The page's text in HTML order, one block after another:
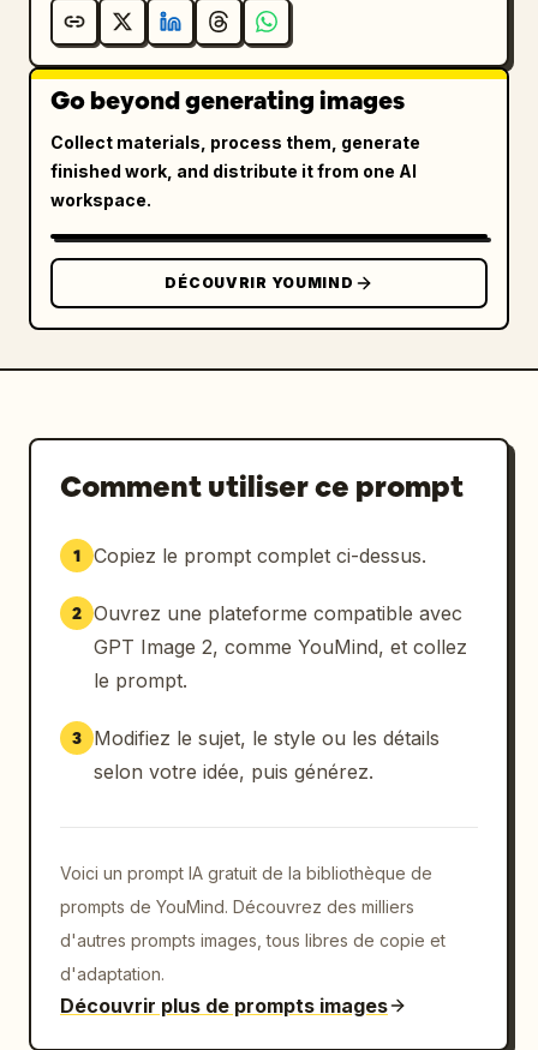
mignonne, brillante et accrocheuse, sans
photoréalisme, sans personnages
supplémentaires, sans filigrane, et gardez
tout le texte japonais net et lisible.
青い看板の 正体
, de l'étiquette d'épisode
avec
#えもーにんぐ No.2114
, de l'éclat de
revendication avec
de date avec 6/3 ローソンの日 , et du style
de la présentatrice avec
.
Go beyond generating images
Collect materials, process them, generate
finished work, and distribute it from one AI
workspace.
DÉCOUVRIR YOUMIND
Comment utiliser ce prompt
1 Copiez le prompt complet ci-dessus.
2 Ouvrez une plateforme compatible avec
GPT Image 2, comme YouMind, et collez
le prompt.
3
Modifiez le sujet, le style ou les détails
selon votre idée, puis générez.
Voici un prompt IA gratuit de la bibliothèque de
prompts de YouMind. Découvrez des milliers
d'autres prompts images, tous libres de copie et
d'adaptation.
Découvrir plus de prompts images